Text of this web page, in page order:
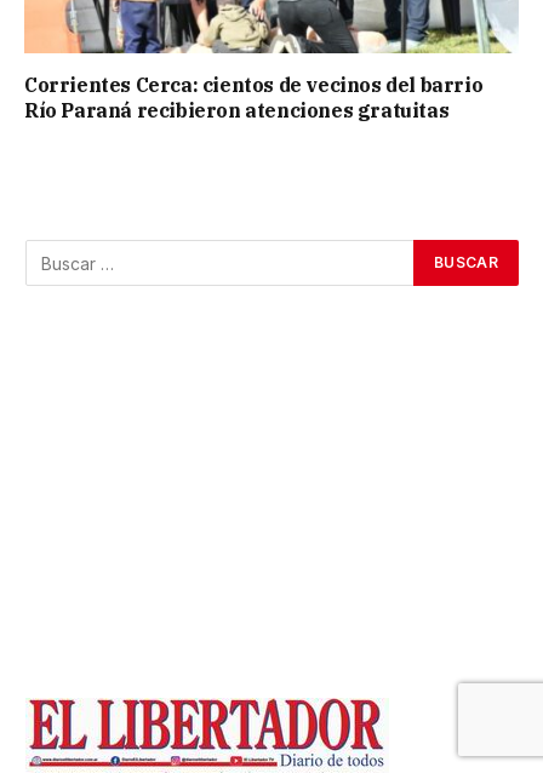
Corrientes Cerca: cientos de vecinos del barrio
Río Paraná recibieron atenciones gratuitas